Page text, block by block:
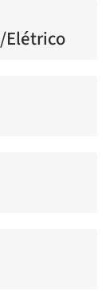
Elétrico